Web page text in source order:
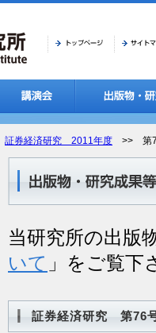
証券経済研究 2011年度 >> 第
当研究所の出版
いて 」をご覧下
証券経済研究 第76